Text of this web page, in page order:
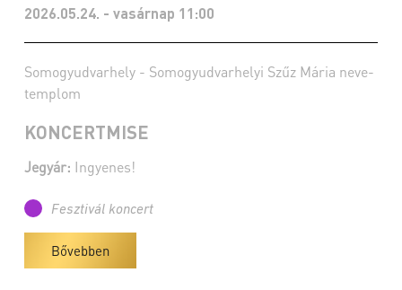
2026.05.24. - vasárnap 11:00
Somogyudvarhely - Somogyudvarhelyi Szűz Mária neve-
templom
KONCERTMISE
Jegyár: Ingyenes!
Fesztivál koncert
Bővebben